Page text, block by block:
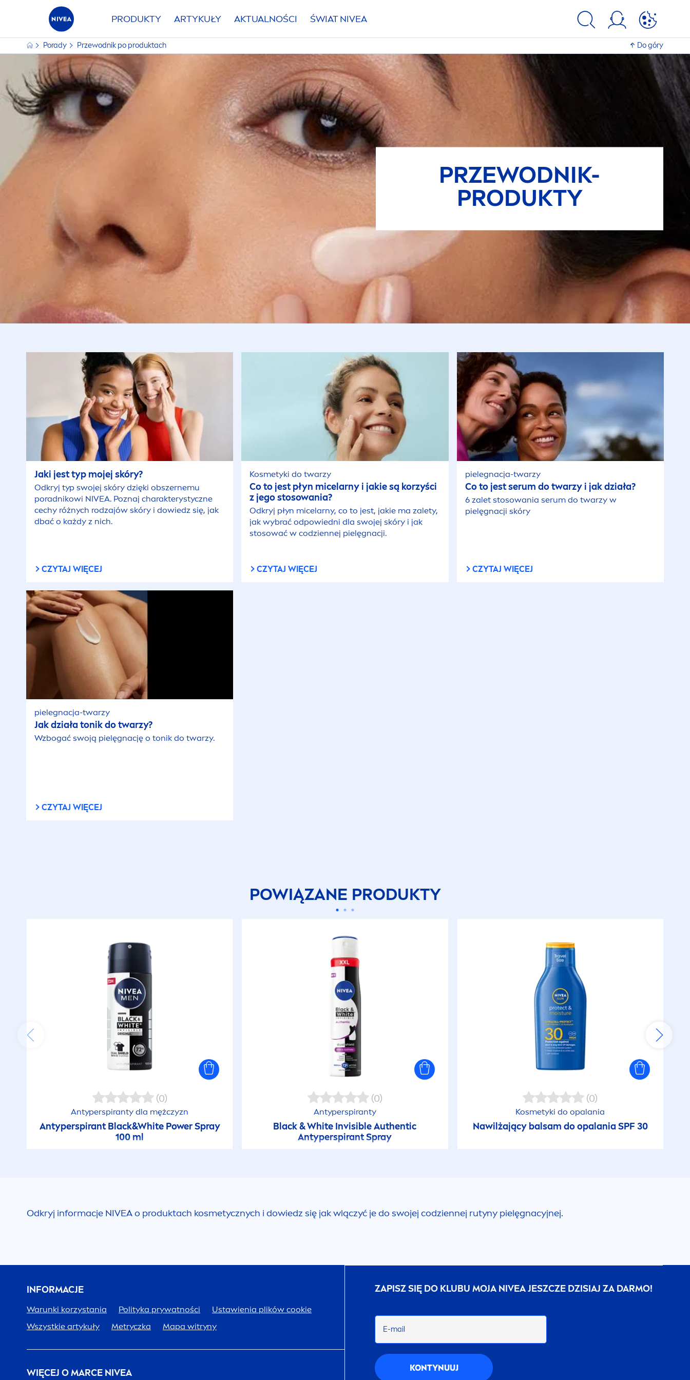
PRODUKTY ARTYKUŁY AKTUALNOŚCI ŚWIATNIVEA
Porady Przewodnik po produktach Do góry
PRZEWODNIK-
PRODUKTY
Jaki jest typ mojej skóry?
Odkryj typ swojej skóry dzięki obszernemu
poradnikowi NIVEA. Poznaj charakterystyczne
cechy różnych rodzajów skóry i dowiedz się, jak
dbać o każdy z nich.
CZYTAJ WIĘCEJ
Kosmetyki do twarzy
Co to jest płyn micelarny i jakie są korzyści
z jego stosowania?
Odkryj płyn micelarny, co to jest, jakie ma zalety,
jak wybrać odpowiedni dla swojej skóry i jak
stosować w codziennej pielęgnacji.
CZYTAJ WIĘCEJ
pielegnacja-twarzy
Co to jest serum do twarzy i jak działa?
6 zalet stosowania serum do twarzy w
pielęgnacji skóry
CZYTAJ WIĘCEJ
pielegnacja-twarzy
Jak działa tonik do twarzy?
Wzbogać swoją pielęgnację o tonik do twarzy.
CZYTAJ WIĘCEJ
POWIĄZANE PRODUKTY
(0)
Antyperspiranty dla mężczyzn
AntyperspirantBlack&WhitePower Spray
100 ml
(0)
Antyperspiranty
Black&White Invisible Authentic
Antyperspirant Spray
(0)
Kosmetyki do opalania
Nawilżający balsam do opalania SPF 30
Odkryj informacje NIVEAo produktach kosmetycznych i dowiedz się jak wlączyć je do swojej codziennej rutyny pielęgnacyjnej.
INFORMACJE
Warunki korzystania Polityka prywatności
Ustawienia plików cookie
Wszystkie artykuły
Metryczka Mapa witryny
WIĘCEJ O MARCE NIVEA
ZAPISZ SIĘ DO KLUBU MOJA NIVEAJESZCZE DZISIAJ ZA DARMO!
E-mail
KONTYNUUJ